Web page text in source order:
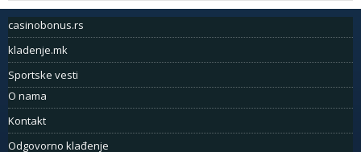
casinobonus.rs
kladenje.mk
Sportske vesti
O nama
Kontakt
Odgovorno klađenje